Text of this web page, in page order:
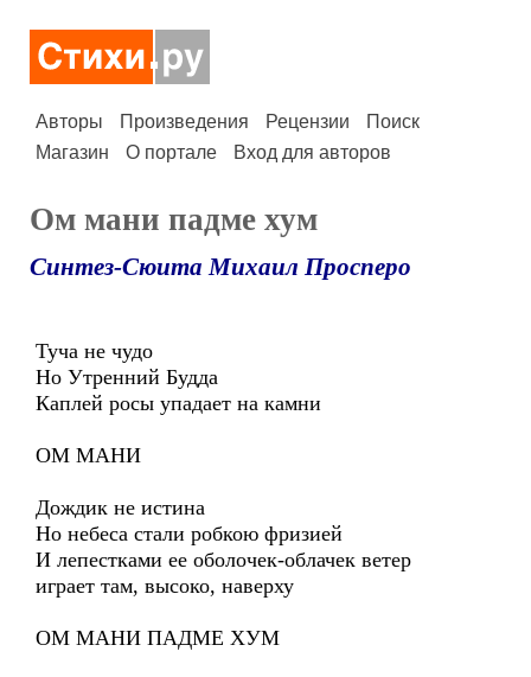
Авторы Произведения Рецензии
Поиск
Магазин
О портале Вход для авторов
Ом мани падме хум
Синтез-Сюита Михаил Просперо
Туча не чудо
Но Утренний Будда
Каплей росы упадает на камни
ОМ МАНИ
Дождик не истина
Но небеса стали робкою фризией
И лепестками ее оболочек-облачек ветер
играет там, высоко, наверху
ОМ МАНИ ПАДМЕ ХУМ